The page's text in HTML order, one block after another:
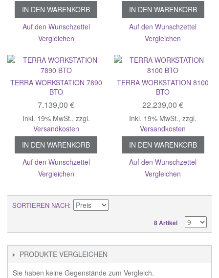
IN DEN WARENKORB
Auf den Wunschzettel
Vergleichen
IN DEN WARENKORB
Auf den Wunschzettel
Vergleichen
TERRA WORKSTATION 7890
BTO
7.139,00 €
Inkl. 19% MwSt., zzgl.
Versandkosten
IN DEN WARENKORB
Auf den Wunschzettel
Vergleichen
TERRA WORKSTATION 8100
BTO
22.239,00 €
Inkl. 19% MwSt.,zzgl.
Versandkosten
IN DEN WARENKORB
Auf den Wunschzettel
Vergleichen
SORTIEREN NACH
8 Artikel
PRODUKTE VERGLEICHEN
Sie haben keine Gegenstände zum Vergleich.